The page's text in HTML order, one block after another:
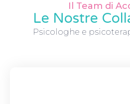
Il Team di
Le Nostre
Psicologhe e